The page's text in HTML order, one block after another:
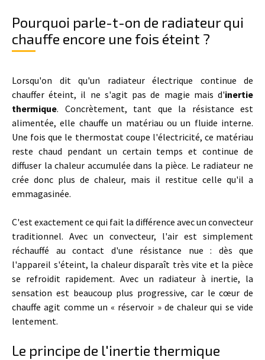
Pourquoi parle-t-on de radiateur qui
chauffe encore une fois éteint ?
Lorsqu'on dit qu'un radiateur électrique continue de
chauffer éteint, il ne s'agit pas de magie mais d'inertie
thermique. Concrètement, tant que la résistance est
alimentée, elle chauffe un matériau ou un fluide interne.
Une fois que le thermostat coupe l'électricité, ce matériau
reste chaud pendant un certain temps et continue de
diffuser la chaleur accumulée dans la pièce. Le radiateur ne
crée donc plus de chaleur, mais il restitue celle qu'il a
emmagasinée.
C'est exactement ce qui fait la différence avec un convecteur
traditionnel. Avec un convecteur, l'air est simplement
réchauffé au contact d'une résistance nue : dès que
l'appareil s'éteint, la chaleur disparaît très vite et la pièce
se refroidit rapidement. Avec un radiateur à inertie, la
sensation est beaucoup plus progressive, car le cœur de
chauffe agit comme un « réservoir » de chaleur qui se vide
lentement.
Le principe de l'inertie thermique